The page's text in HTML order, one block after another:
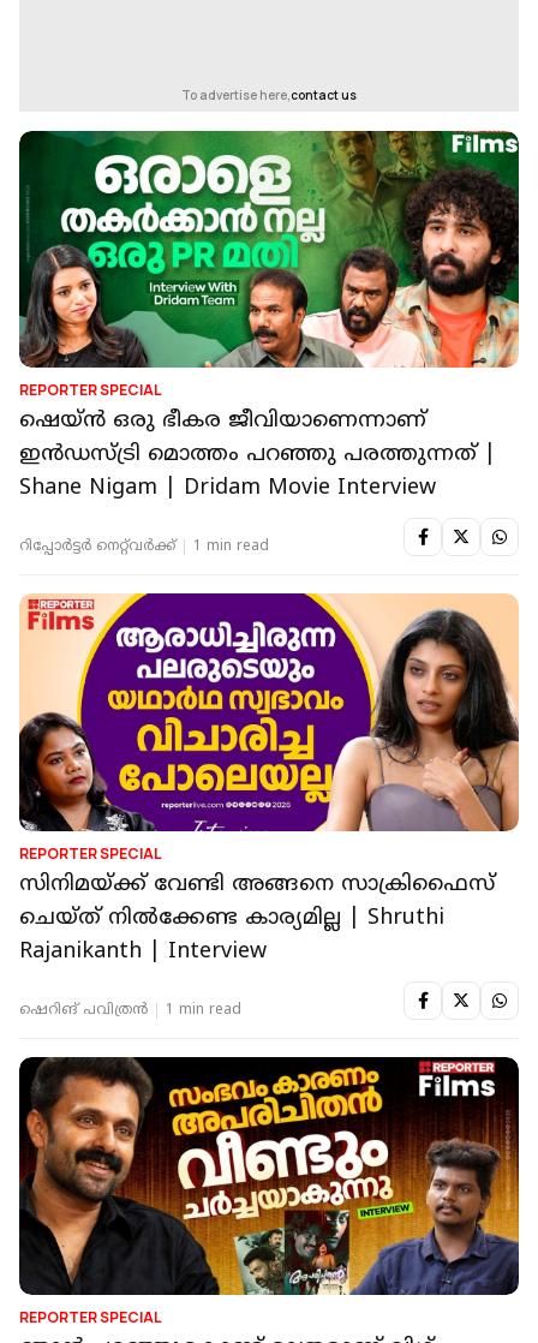
To advertise here,contact us
REPORTER SPECIAL
ഷെയ്ന്‍ ഒരു ഭീകര ജീവിയാണെന്നാണ്
ഇന്‍ഡസ്ട്രി മൊത്തം പറഞ്ഞു പരത്തുന്നത് |
Shane Nigam | Dridam Movie Interview
റിപ്പോർട്ടർ നെറ്റ്‌വര്‍ക്ക്‌ 1 min read
REPORTER SPECIAL
സിനിമയ്ക്ക് വേണ്ടി അങ്ങനെ സാക്രിഫൈസ്
ചെയ്ത് നില്‍ക്കേണ്ട കാര്യമില്ല | Shruthi
Rajanikanth | Interview
ഷെറിങ് പവിത്രൻ 1 min read
REPORTER SPECIAL